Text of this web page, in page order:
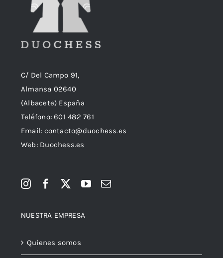
C/ Del Campo 91,
Almansa 02640
(Albacete) España
Teléfono:601 482 761
Email: contacto@duochess.es
Web: Duochess.es
NUESTRA EMPRESA
Quienes somos